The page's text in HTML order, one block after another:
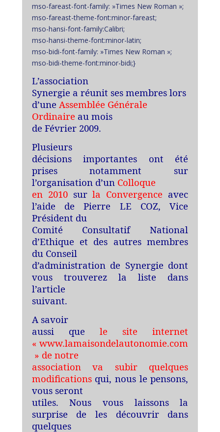
mso-fareast-font-family: »Times New Roman »;
mso-fareast-theme-font:minor-fareast;
mso-hansi-font-family:Calibri;
mso-hansi-theme-font:minor-latin;
mso-bidi-font-family: »Times New Roman »;
mso-bidi-theme-font:minor-bidi;}
L’association
Synergie a réunit ses membres lors
d’une Assemblée Générale
Ordinaire au mois
de Février 2009.
Plusieurs
décisions importantes ont été
prises notamment sur
l’organisation d’un Colloque
en 2010surla Convergence avec
l’aide de Pierre LE COZ, Vice
Président du
Comité Consultatif National
d’Ethique et des autres membres
du Conseil
d’administration de Synergie dont
vous trouverez la liste dans
l’article
suivant.
A savoir
aussi que le site internet
« www.lamaisondelautonomie.com
» de notre
association va subir quelques
modificationsqui, nous le pensons,
vous seront
utiles. Nous vous laissons la
surprise de les découvrir dans
quelques